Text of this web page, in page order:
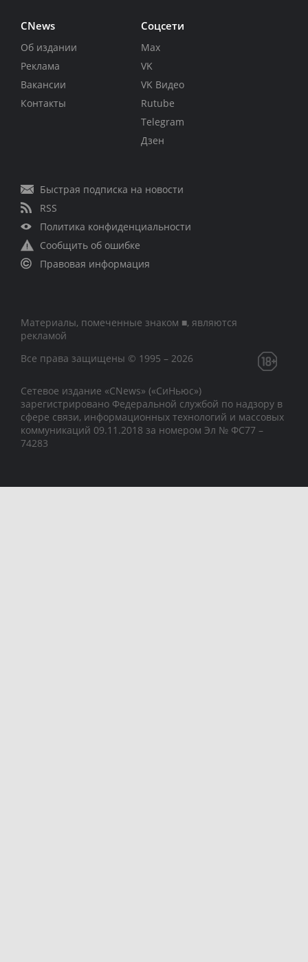
CNews
Об издании
Реклама
Вакансии
Контакты
Соцсети
Max
VK
VK Видео
Rutube
Telegram
Дзен
Быстрая подписка на новости
RSS
Политика конфиденциальности
Сообщить об ошибке
Правовая информация
Материалы, помеченные знаком ■, являются
рекламой
Все права защищены © 1995 – 2026
Сетевое издание «CNews» («СиНьюс»)
зарегистрировано Федеральной службой по надзору в
сфере связи, информационных технологий и массовых
коммуникаций 09.11.2018 за номером Эл № ФС77 –
74283